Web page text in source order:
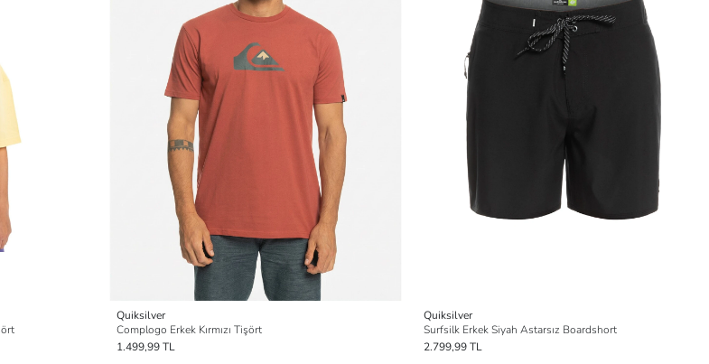
Quiksilver
Complogo Erkek Kırmızı Tişört
1.499,99 TL
Quiksilver
Surfsilk Erkek Siyah Astarsız Boardshort
2.799,99 TL